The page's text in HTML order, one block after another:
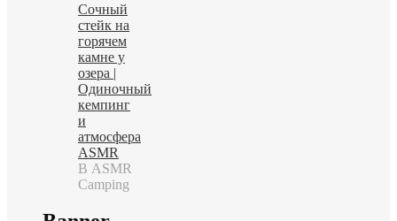
Сочный
стейк на
горячем
камне у
озера |
Одиночный
кемпинг
и
атмосфера
ASMR
В ASMR
Camping